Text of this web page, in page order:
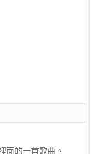
面的一首歌曲。